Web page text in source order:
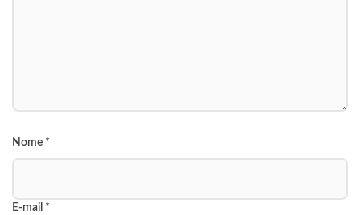
Nome *
E-mail *